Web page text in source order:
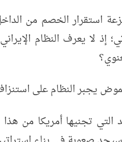
استقرار الخصم من
إذ لا يعرف النظام
يجبر النظام على
التي تجنيها أمريكا من